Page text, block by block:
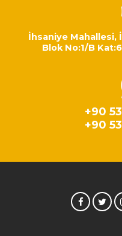
İhsaniye Mahallesi,
Blok No:1/B
+90
+90